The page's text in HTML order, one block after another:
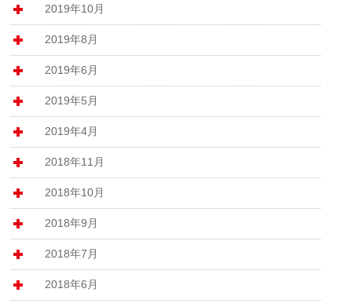
2019年10月
2019年8月
2019年6月
2019年5月
2019年4月
2018年11月
2018年10月
2018年9月
2018年7月
2018年6月